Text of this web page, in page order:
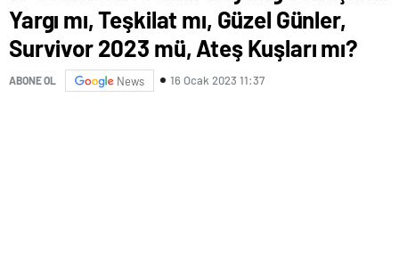
Yargı mı, Teşkilat mı, Güzel Günler,
Survivor 2023 mü, Ateş Kuşları mı?
ABONE OL News 16 Ocak 2023 11:37